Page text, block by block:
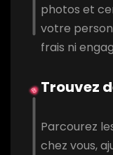
photos et
votre
frais ni
Trouvez
Parcourez
chez vous,